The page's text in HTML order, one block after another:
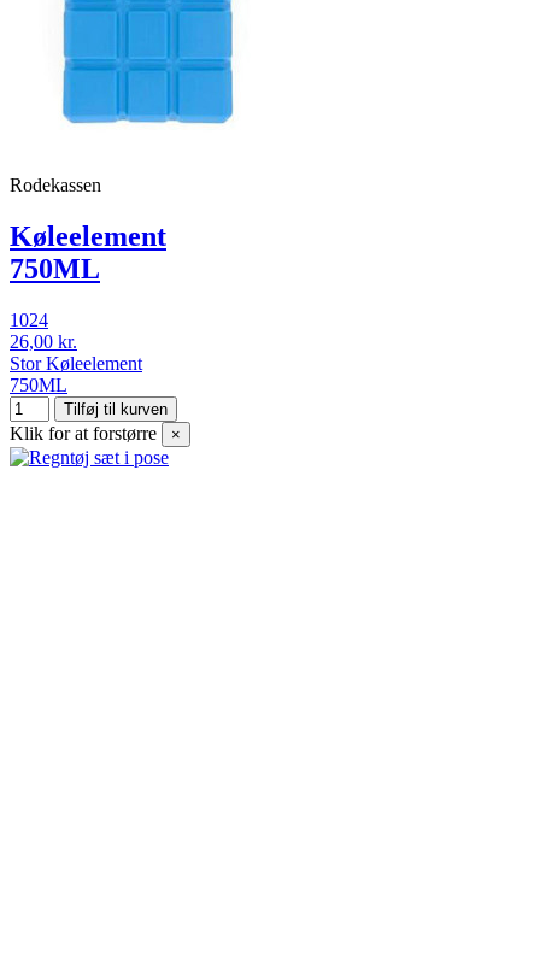
Rodekassen
Køleelement
750ML
1024
26,00 kr.
Stor Køleelement
750ML
Tilføj til kurven
Klik for at forstørre ×